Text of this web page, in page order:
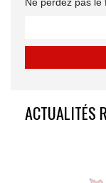
ACTUALITÉS